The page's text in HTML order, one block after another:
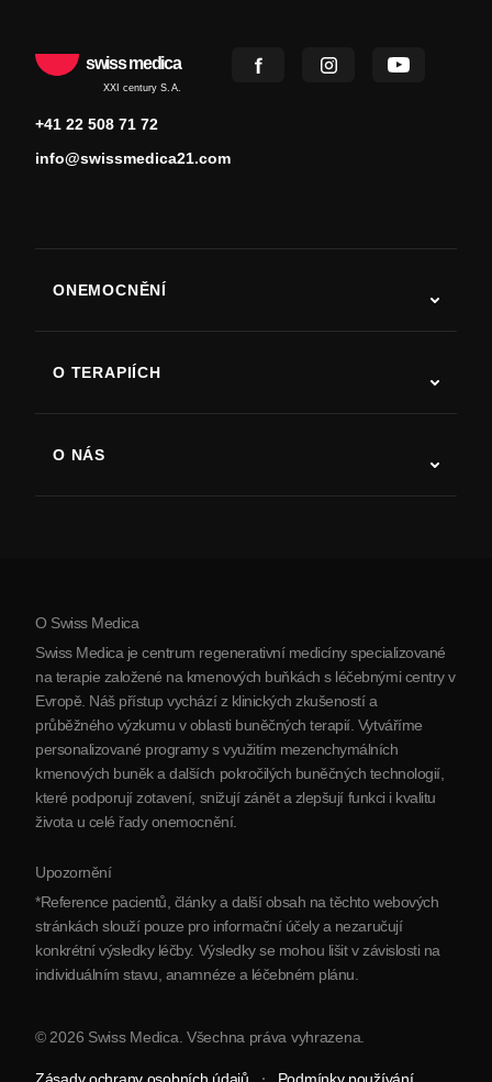
swiss medica
XXI century S.A.
+41 22 508 71 72
info@swissmedica21.com
ONEMOCNĚNÍ
Parkinsonova choroba
Artritida
O TERAPIÍCH
O NÁS
O Srbsku
Partnerství
Kontaktujte nás
O Swiss Medica
Swiss Medica je centrum regenerativní medicíny specializované
na terapie založené na kmenových buňkách s léčebnými centry v
Evropě. Náš přístup vychází z klinických zkušeností a
průběžného výzkumu v oblasti buněčných terapií. Vytváříme
personalizované programy s využitím mezenchymálních
kmenových buněk a dalších pokročilých buněčných technologií,
které podporují zotavení, snižují zánět a zlepšují funkci i kvalitu
života u celé řady onemocnění.
Upozornění
*Reference pacientů, články a další obsah na těchto webových
stránkách slouží pouze pro informační účely a nezaručují
konkrétní výsledky léčby. Výsledky se mohou lišit v závislosti na
individuálním stavu, anamnéze a léčebném plánu.
© 2026 Swiss Medica. Všechna práva vyhrazena.